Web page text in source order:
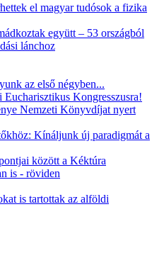
el magyar tudósok a fizika
együtt – 53 országból
lánchoz
az első négyben...
Eucharisztikus Kongresszusra!
Nemzeti Könyvdíjat nyert
Kínáljunk új paradigmát a
között a Kéktúra
is - röviden
is tartottak az alföldi